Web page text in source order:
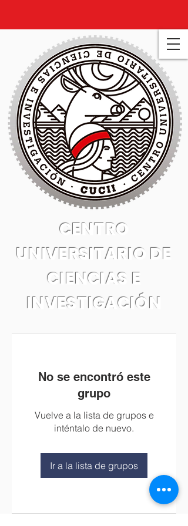
CENTRO
UNIVERSITARIO DE
CIENCIAS E
INVESTIGACIÓN
No se encontró este
grupo
Vuelve a la lista de grupos e
inténtalo de nuevo.
Ir a la lista de grupos